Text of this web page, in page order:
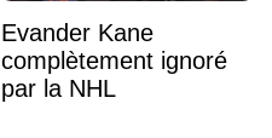
Evander Kane
complètement ignoré
par la NHL